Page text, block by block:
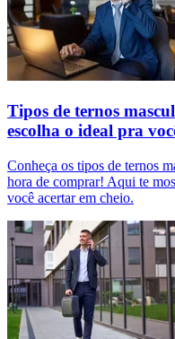
Tipos de ternos
escolha o ideal pra
Conheça os tipos de ternos
hora de comprar! Aqui te
você acertar em cheio.